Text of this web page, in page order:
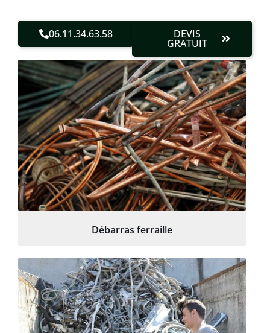
06.11.34.63.58 DEVIS
GRATUIT
Débarras ferraille